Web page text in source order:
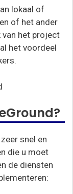
lokaal of
of het ander
van het project
het voordeel
snel en
die u moet
de diensten